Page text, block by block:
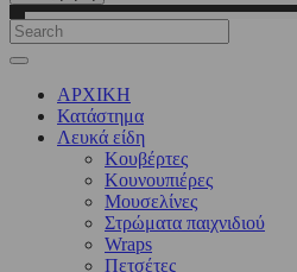
ΑΡΧΙΚΗ
Κατάστημα
Λευκά είδη
Kουβέρτες
Κουνουπιέρες
Μουσελίνες
Στρώματα παιχνιδιού
Wraps
Πετσέτες